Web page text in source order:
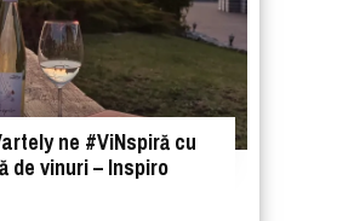
ne #ViNspiră cu
de vinuri – Inspiro